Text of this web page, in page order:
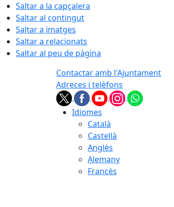
Saltar a la capçalera
Saltar al contingut
Saltar a imatges
Saltar a relacionats
Saltar al peu de pàgina
Contactar amb l'Ajuntament
Adreces i telèfons
Idiomes
Català
Castellà
Anglès
Alemany
Francès